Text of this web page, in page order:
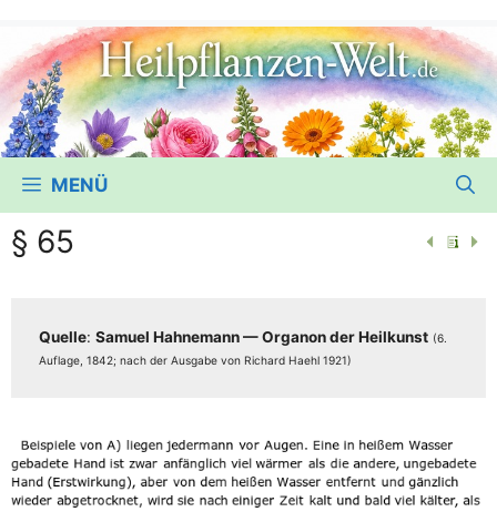
MENÜ
§ 65
Quel­le: Samu­el Hah­ne­mann — Orga­non der Heil­kunst (6.
Auf­la­ge, 1842; nach der Aus­ga­be von Richard Haehl 1921)